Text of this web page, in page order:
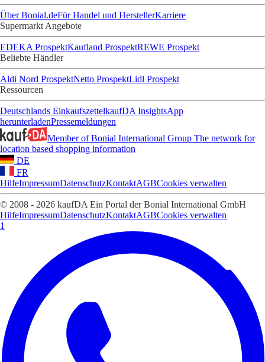
Über Bonial.deFür Handel und HerstellerKarriere
Supermarkt Angebote
EDEKA ProspektKaufland ProspektREWE Prospekt
Beliebte Händler
Aldi Nord ProspektNetto ProspektLidl Prospekt
Ressourcen
Deutschlands EinkaufszettelkaufDA InsightsApp
herunterladenPressemeldungen
Member of Bonial International Group The network for
location based shopping information
DE
FR
HilfeImpressumDatenschutzKontaktAGBCookies verwalten
© 2008 - 2026 kaufDA Ein Portal der Bonial International GmbH
HilfeImpressumDatenschutzKontaktAGBCookies verwalten
1